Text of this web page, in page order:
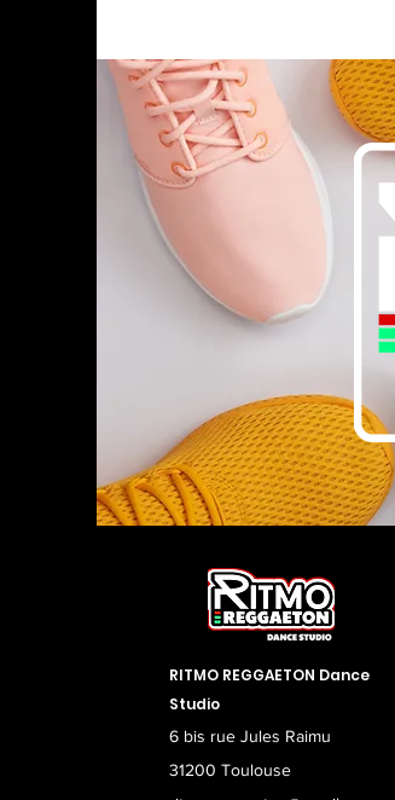
RITMO REGGAETON Dance
Studio
6 bis rue Jules Raimu
31200 Toulouse